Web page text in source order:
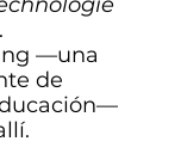
—una
de